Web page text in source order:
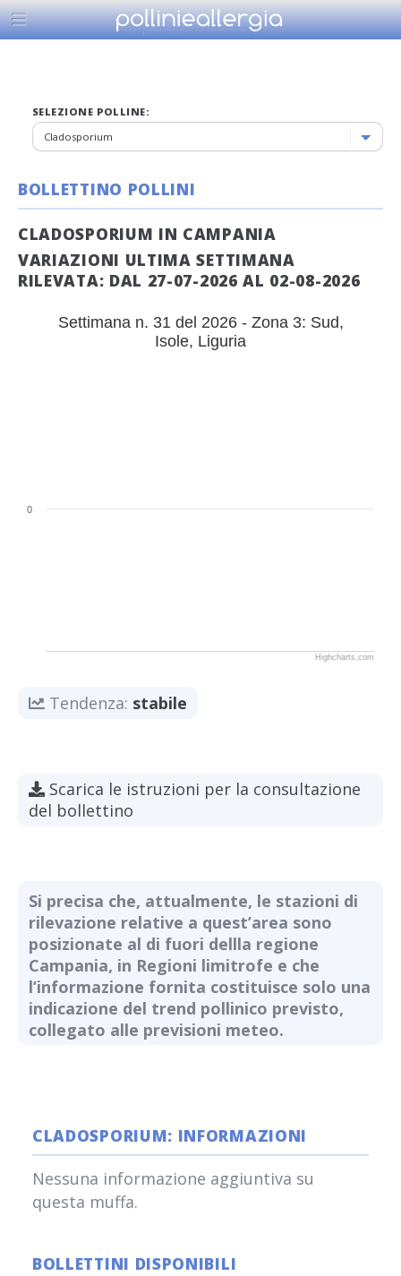
SELEZIONE POLLINE:
BOLLETTINO POLLINI
CLADOSPORIUM IN CAMPANIA
VARIAZIONI ULTIMA SETTIMANA
RILEVATA: DAL 27-07-2026 AL 02-08-2026
Settimana n. 31 del 2026 - Zona 3: Sud,
Isole, Liguria
0
Highcharts.com
Tendenza: stabile
Scarica le istruzioni per la consultazione
del bollettino
Si precisa che, attualmente, le stazioni di
rilevazione relative a quest’area sono
posizionate al di fuori dellla regione
Campania, in Regioni limitrofe e che
l’informazione fornita costituisce solo una
indicazione del trend pollinico previsto,
collegato alle previsioni meteo.
CLADOSPORIUM: INFORMAZIONI
Nessuna informazione aggiuntiva su
questa muffa.
BOLLETTINI DISPONIBILI